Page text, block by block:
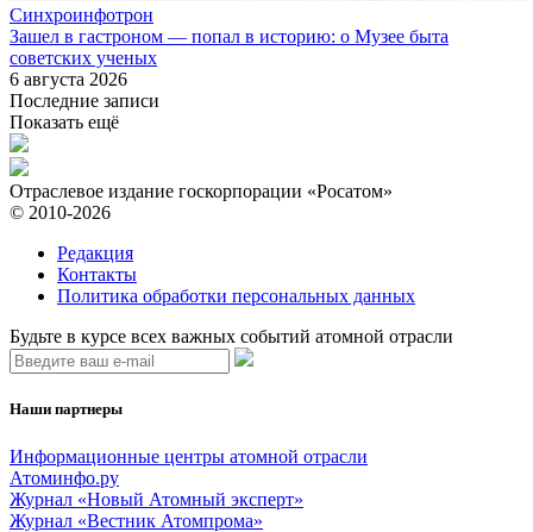
Синхроинфотрон
Зашел в гастроном — попал в историю: о Музее быта
советских ученых
6 августа 2026
Последние записи
Показать ещё
Отраслевое издание госкорпорации «Росатом»
© 2010-2026
Редакция
Контакты
Политика обработки персональных данных
Будьте в курсе всех важных событий атомной отрасли
Наши партнеры
Информационные центры атомной отрасли
Атоминфо.ру
Журнал «Новый Атомный эксперт»
Журнал «Вестник Атомпрома»